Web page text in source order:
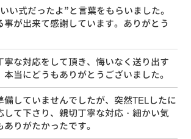
い式だったよ”と言葉をもらいました。
事が出来て感謝しています。ありがとう
寧な対応をして頂き、悔いなく送り出す
当にどうもありがとうございました。
備していませんでしたが、突然TELしたに
して下さり、親切丁寧な対応・細かい気
りがたかったです。